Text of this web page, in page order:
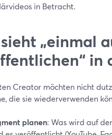
in Betracht.
„einmal
in
Creator möchten nicht
die sie wiederverwenden
planen: Was wird auf